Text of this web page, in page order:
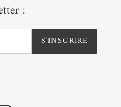
:
S'INSCRIRE